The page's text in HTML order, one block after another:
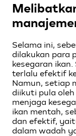
Selama ini,
dilakukan para
kesegaran
terlalu efektif
Namun, setiap
diikuti pula
menjaga
ikan mentah,
dan efektif,
dalam wadah